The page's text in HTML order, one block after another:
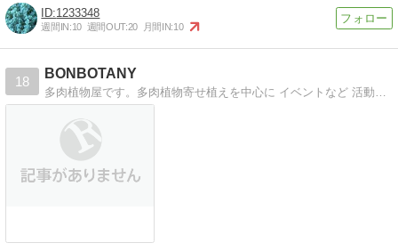
1233348
週間IN:10 週間OUT:20 月間IN:10
18
BONBOTANY
多肉植物屋です。多肉植物寄せ植えを中心に イベントなど 活動させていただいております。